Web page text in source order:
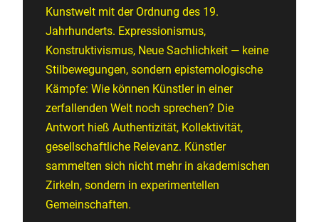
Kunstwelt mit der Ordnung des 19.
Jahrhunderts. Expressionismus,
Konstruktivismus, Neue Sachlichkeit — keine
Stilbewegungen, sondern epistemologische
Kämpfe: Wie können Künstler in einer
zerfallenden Welt noch sprechen? Die
Antwort hieß Authentizität, Kollektivität,
gesellschaftliche Relevanz. Künstler
sammelten sich nicht mehr in akademischen
Zirkeln, sondern in experimentellen
Gemeinschaften.